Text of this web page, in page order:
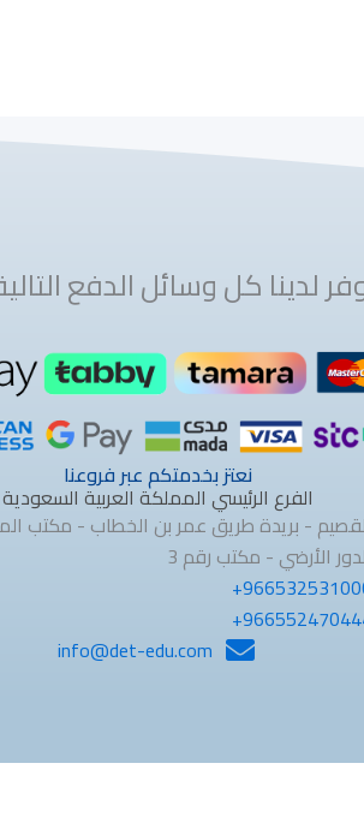
لدينا كل وسائل الدفع
نعتز بخدمتكم عبر فروعنا
الفرع الرئيسي المملكة العربية السعودية
- بريدة طريق عمر بن الخطاب - مكتب
الأرضي - مكتب رقم 3
info@det-edu.com​